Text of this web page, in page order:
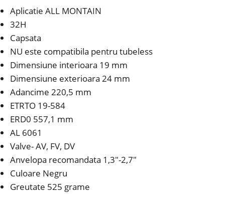
Aplicatie ALL MONTAIN
32H
Capsata
NU este compatibila pentru tubeless
Dimensiune interioara 19 mm
Dimensiune exterioara 24 mm
Adancime 220,5 mm
ETRTO 19-584
ERD0 557,1 mm
AL 6061
Valve- AV, FV, DV
Anvelopa recomandata 1,3″-2,7″
Culoare Negru
Greutate 525 grame